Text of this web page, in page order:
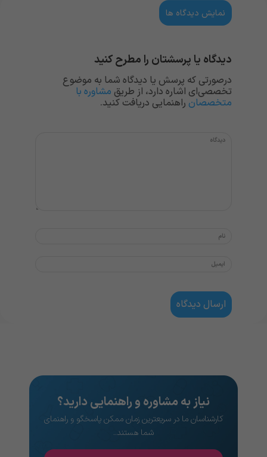
نمایش دیدگاه ها
دیدگاه یا پرسشتان را مطرح کنید
درصورتی که پرسش یا دیدگاه شما به موضوع
تخصصی‌ای اشاره دارد، از طریق مشاوره با
متخصصان راهنمایی دریافت کنید.
نیاز به مشاوره و راهنمایی دارید؟
کارشناسان ما در سریعترین زمان ممکن پاسخگو و راهنمای
شما هستند..